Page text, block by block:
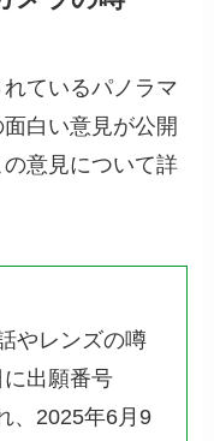
ているパノラマ
白い意見が公開
意見について詳
やレンズの噂
出願番号
、2025年6月9